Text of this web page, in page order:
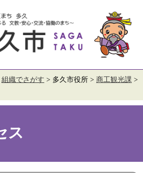
組織でさがす > 多久市役所 > 商工観光課 >
ス